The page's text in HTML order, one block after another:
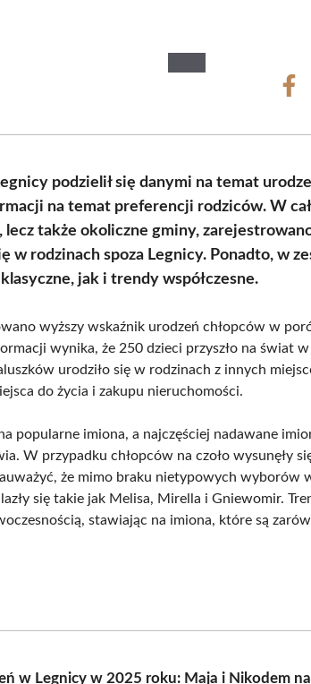
podzielił się danymi na temat
na temat preferencji rodziców. W
także okoliczne gminy,
w rodzinach spoza Legnicy. Ponadto, w
jak i trendy współczesne.
wyższy wskaźnik urodzeń chłopców w
wynika, że 250 dzieci przyszło na świat
urodziło się w rodzinach z innych
do życia i zakupu nieruchomości.
popularne imiona, a najczęściej nadawane
W przypadku chłopców na czoło wysunęły
że mimo braku nietypowych wyborów
się takie jak Melisa, Mirella i Gniewomir.
stawiając na imiona, które są
w Legnicy w 2025 roku: Maja i Nikodem